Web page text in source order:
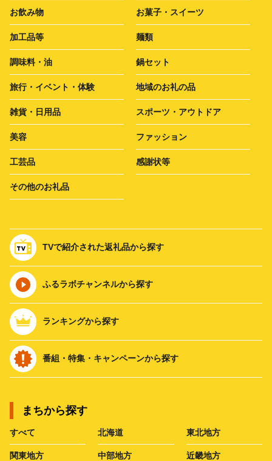
お飲み物 お菓子・スイーツ
加工品等 麺類
調味料・油 鍋セット
旅行・イベント・体験 地域のお礼の品
雑貨・日用品 スポーツ・アウトドア
美容 ファッション
工芸品 感謝状等
その他のお礼品
TVで紹介された返礼品から探す
ふるラボチャンネルから探す
ランキングから探す
番組・特集・キャンペーンから探す
まちから探す
すべて 北海道 東北地方
関東地方 中部地方 近畿地方